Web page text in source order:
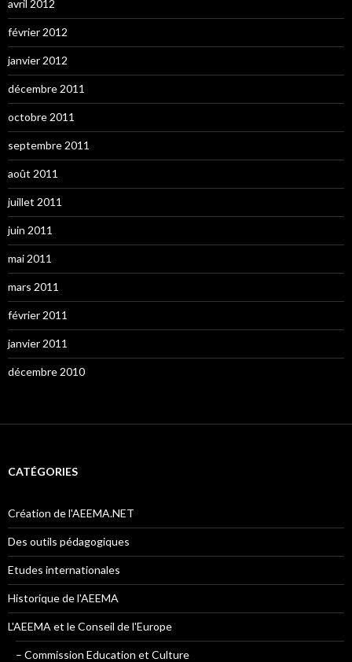
avril 2012
février 2012
janvier 2012
décembre 2011
octobre 2011
septembre 2011
août 2011
juillet 2011
juin 2011
mai 2011
mars 2011
février 2011
janvier 2011
décembre 2010
CATÉGORIES
Création de l'AEEMA.NET
Des outils pédagogiques
Etudes internationales
Historique de l'AEEMA
L'AEEMA et le Conseil de l'Europe
– Commission Education et Culture